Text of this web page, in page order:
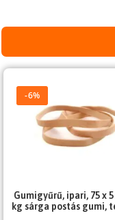
-6%
Gumigyűrű, ipari, 75 x
kg sárga postás gumi,